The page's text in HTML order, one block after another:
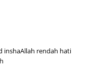
inshaAllah rendah hati